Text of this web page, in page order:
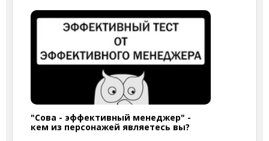
"Сова - эффективный менеджер" -
кем из персонажей являетесь вы?